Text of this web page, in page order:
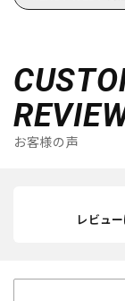
お客様の声
レビュ